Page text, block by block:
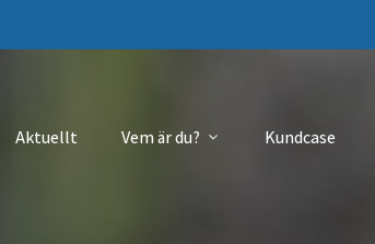
Aktuellt Vem är du? Kundcase